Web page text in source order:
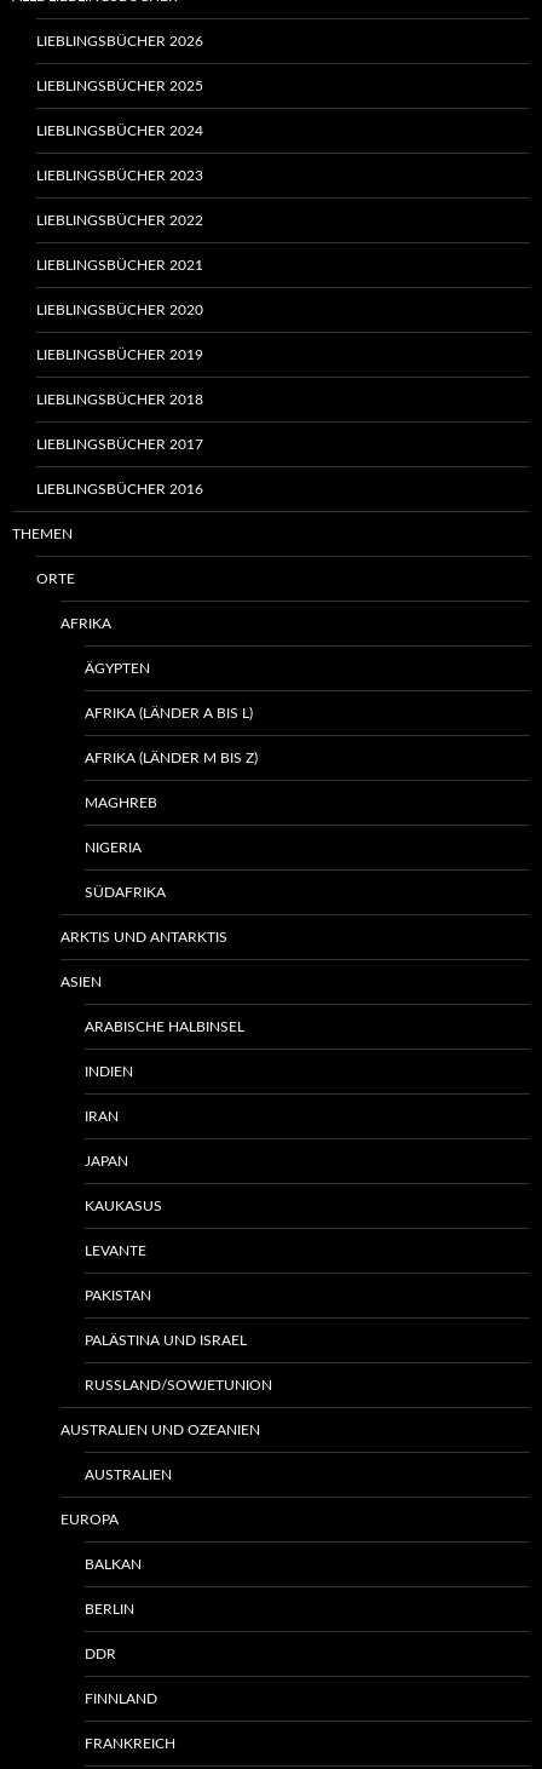
LIEBLINGSBÜCHER 2026
LIEBLINGSBÜCHER 2025
LIEBLINGSBÜCHER 2024
LIEBLINGSBÜCHER 2023
LIEBLINGSBÜCHER 2022
LIEBLINGSBÜCHER 2021
LIEBLINGSBÜCHER 2020
LIEBLINGSBÜCHER 2019
LIEBLINGSBÜCHER 2018
LIEBLINGSBÜCHER 2017
LIEBLINGSBÜCHER 2016
THEMEN
ORTE
AFRIKA
ÄGYPTEN
AFRIKA (LÄNDER A BIS L)
AFRIKA (LÄNDER M BIS Z)
MAGHREB
NIGERIA
SÜDAFRIKA
ARKTIS UND ANTARKTIS
ASIEN
ARABISCHE HALBINSEL
INDIEN
IRAN
JAPAN
KAUKASUS
LEVANTE
PAKISTAN
PALÄSTINA UND ISRAEL
RUSSLAND/SOWJETUNION
AUSTRALIEN UND OZEANIEN
AUSTRALIEN
EUROPA
BALKAN
BERLIN
DDR
FINNLAND
FRANKREICH